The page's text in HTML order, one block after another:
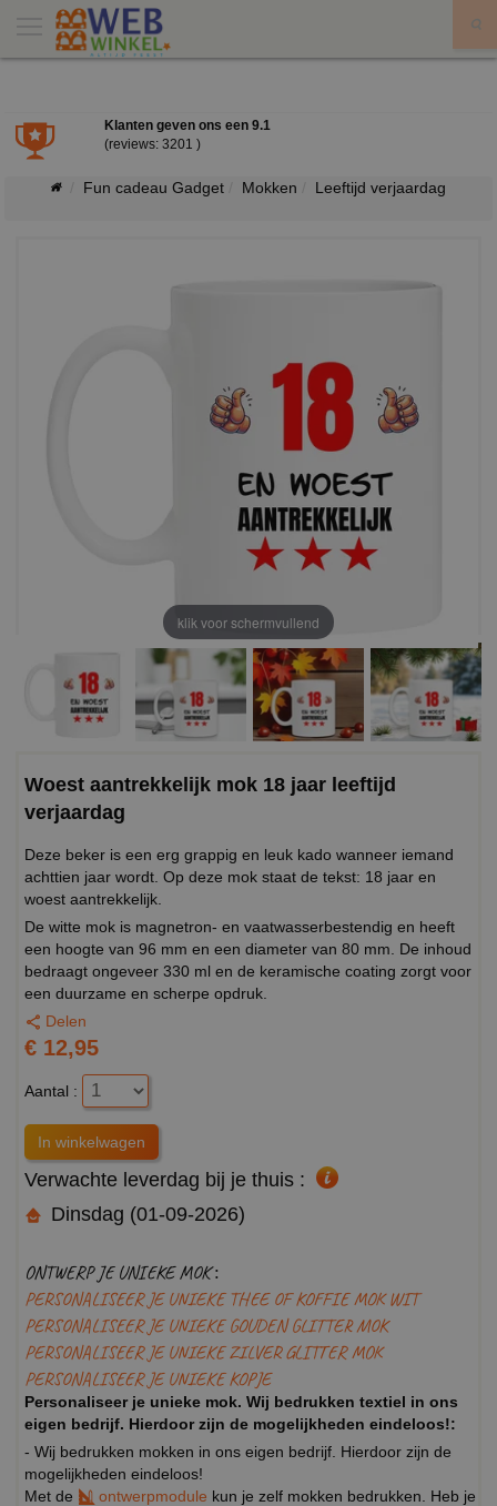
Klanten geven ons een 9.1
(reviews: 3201 )
Fun cadeau Gadget Mokken Leeftijd verjaardag
klik voor schermvullend
Woest aantrekkelijk mok 18 jaar leeftijd
verjaardag
Deze beker is een erg grappig en leuk kado wanneer iemand
achttien jaar wordt. Op deze mok staat de tekst: 18 jaar en
woest aantrekkelijk.
De witte mok is magnetron- en vaatwasserbestendig en heeft
een hoogte van 96 mm en een diameter van 80 mm. De inhoud
bedraagt ongeveer 330 ml en de keramische coating zorgt voor
een duurzame en scherpe opdruk.
Delen
€ 12,95
Aantal :
Verwachte leverdag bij je thuis :
Dinsdag (01-09-2026)
ONTWERP JE UNIEKE MOK :
PERSONALISEER JE UNIEKE THEE OF KOFFIE MOK WIT
PERSONALISEER JE UNIEKE GOUDEN GLITTER MOK
PERSONALISEER JE UNIEKE ZILVER GLITTER MOK
PERSONALISEER JE UNIEKE KOPJE
Personaliseer je unieke mok. Wij bedrukken textiel in ons
eigen bedrijf. Hierdoor zijn de mogelijkheden eindeloos!:
- Wij bedrukken mokken in ons eigen bedrijf. Hierdoor zijn de
mogelijkheden eindeloos!
Met de
ontwerpmodule kun je zelf mokken bedrukken. Heb je